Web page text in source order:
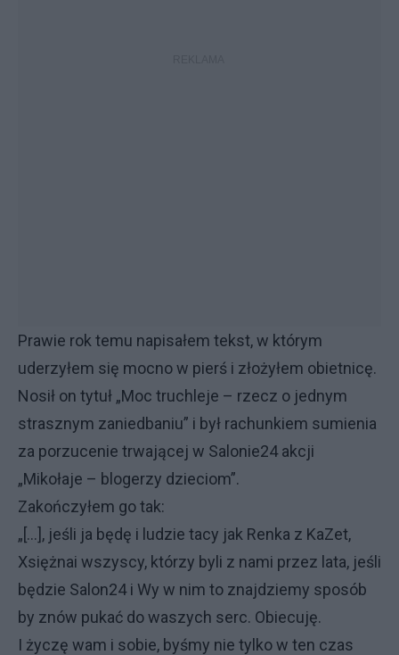
Prawie rok temu napisałem tekst, w którym
uderzyłem się mocno w pierś i złożyłem obietnicę.
Nosił on tytuł „Moc truchleje – rzecz o jednym
strasznym zaniedbaniu” i był rachunkiem sumienia
za porzucenie trwającej w Salonie24 akcji
„Mikołaje – blogerzy dzieciom”.
Zakończyłem go tak:
„[…], jeśli ja będę i ludzie tacy jak Renka z KaZet,
Xsiężnai wszyscy, którzy byli z nami przez lata, jeśli
będzie Salon24 i Wy w nim to znajdziemy sposób
by znów pukać do waszych serc. Obiecuję.
I życzę wam i sobie, byśmy nie tylko w ten czas